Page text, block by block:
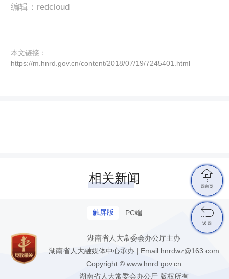
编辑：redcloud
本文链接：
https://m.hnrd.gov.cn/content/2018/07/19/7245401.html
相关新闻
触屏版 PC端
湖南省人大常委会办公厅主办
湖南省人大融媒体中心承办 | Email:hnrdwz@163.com
Copyright © www.hnrd.gov.cn
湖南省人大常委会办公厅 版权所有

回首页

返 回